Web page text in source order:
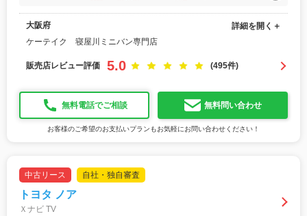
大阪府
ケーテイク 寝屋川ミニバン専門店
詳細を開く＋
販売店レビュー評価 5.0 (495件)
無料電話でご相談 無料問い合わせ
お客様のご希望のお支払いプランもお気軽にお問い合わせください！
中古リース 自社・独自審査
トヨタ ノア
Ｘナビ TV